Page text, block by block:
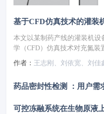
基于CFD仿真技术的灌装
本文以某制药产线的灌装机设
学（CFD）仿真技术对充氮
析结果对氮幕结构进行了优化
能仿真验证，结果显示优化后
进行性能测试，测得的顶空残
作者： 王志刚、刘依宽、刘佳
药品密封性检测 ：用户需
可控冻融系统在生物原液